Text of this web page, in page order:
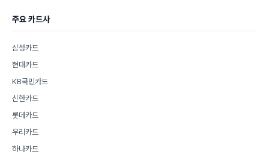
주요 카드사
삼성카드
현대카드
KB국민카드
신한카드
롯데카드
우리카드
하나카드